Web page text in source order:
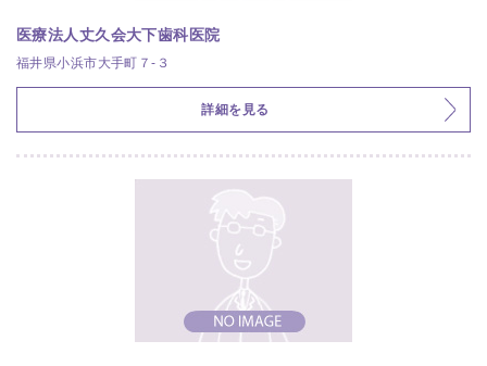
医療法人丈久会大下歯科医院
福井県小浜市大手町７-３
詳細を見る